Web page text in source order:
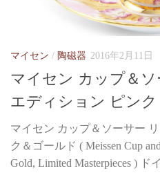
マイセン / 陶磁器 2016年2月11日
マイセン カップ＆
エディション ピンク
マイセン カップ＆ソーサー
ク＆ゴールド ( Meissen Cup
Gold, Limited Masterpieces )